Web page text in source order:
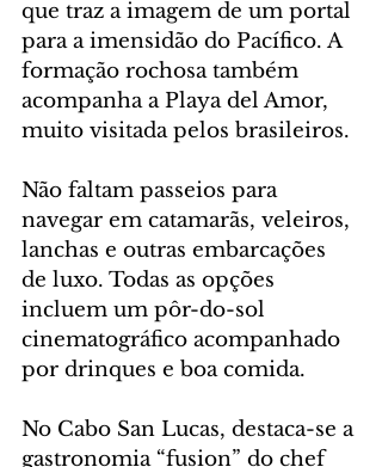
que traz a imagem de um portal
para a imensidão do Pacífico. A
formação rochosa também
acompanha a Playa del Amor,
muito visitada pelos brasileiros.
Não faltam passeios para
navegar em catamarãs, veleiros,
lanchas e outras embarcações
de luxo. Todas as opções
incluem um pôr-do-sol
cinematográfico acompanhado
por drinques e boa comida.
No Cabo San Lucas, destaca-se a
gastronomia “fusion” do chef